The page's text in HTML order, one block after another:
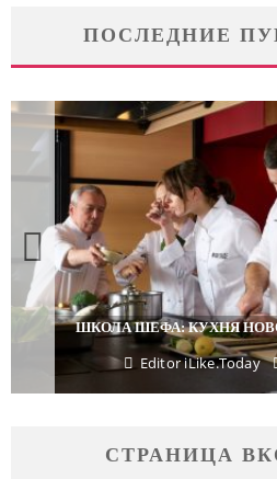
ПОСЛЕДНИЕ
ШКОЛА ШЕФА: КУХНЯ
Editor iLike.Today
СТРАНИЦА